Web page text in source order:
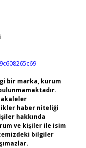
bir marka, kurum
haber niteliği
hakkında
ve kişiler ile isim
bilgiler